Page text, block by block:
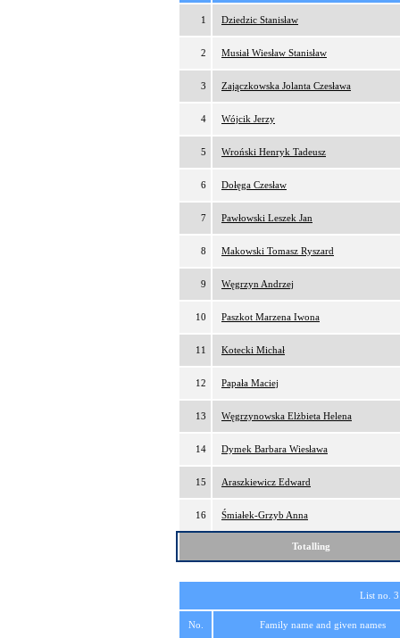
1 Dziedzic Stanisław
2 Musiał Wiesław Stanisław
3 Zajączkowska Jolanta Czesława
4 Wójcik Jerzy
5 Wroński Henryk Tadeusz
6 Dołęga Czesław
7 Pawłowski Leszek Jan
8 Makowski Tomasz Ryszard
9 Węgrzyn Andrzej
10 Paszkot Marzena Iwona
11 Kotecki Michał
12 Papała Maciej
13 Węgrzynowska Elżbieta Helena
14 Dymek Barbara Wiesława
15 Araszkiewicz Edward
16 Śmiałek-Grzyb Anna
Totalling
List no.
No. Family name and given names